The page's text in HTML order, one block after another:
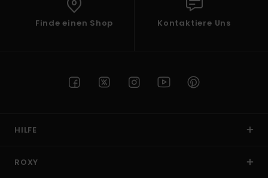
Finde einen Shop Kontaktiere Uns
HILFE
ROXY